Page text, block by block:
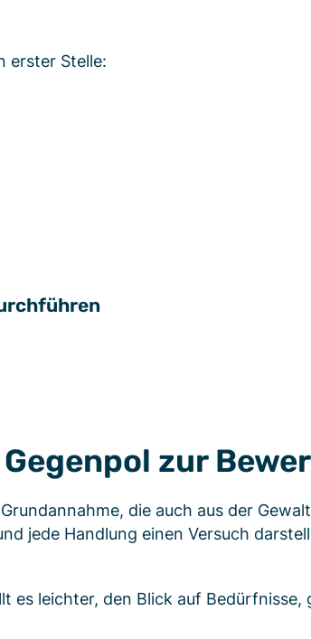
erster Stelle:
zur
die auch aus der
jede Handlung einen Versuch
es leichter, den Blick auf Bedürfnisse,